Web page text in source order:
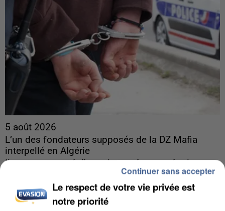
5 août 2026
L’un des fondateurs supposés de la DZ Mafia
interpellé en Algérie
Il est soupçonné d'y avoir mené ses opérations en
Le respect de votre vie privée est
notre priorité
Continuer sans accepter